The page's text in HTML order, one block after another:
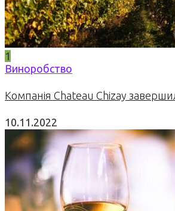
1
Виноробство
Компанія Chateau Chizay
10.11.2022